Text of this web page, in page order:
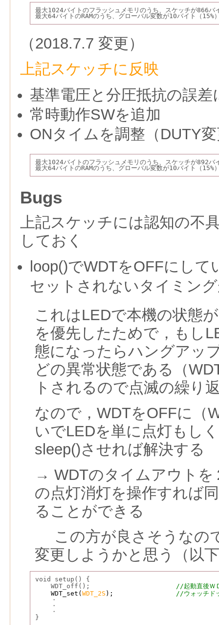
最大1024バイトのフラッシュメモリのうち、スケッチが866バ
最大64バイトのRAMのうち、グローバル変数が10バイト（
（2018.7.7 変更）
上記スケッチに反映
基準電圧と分圧抵抗の誤差
常時動作SWを追加
ONタイムを調整（DUTY
最大1024バイトのフラッシュメモリのうち、スケッチが892バ
最大64バイトのRAMのうち、グローバル変数が10バイト（
Bugs
上記スケッチには認知の不
しておく
loop()でWDTをOFFにし
セットされないタイミン
これはLEDで本機の状態
を優先したためで，もし
態になったらハングアッ
どの異常状態である（
トされるので点滅の繰り
なので，WDTをOFFに（
いでLEDを単に点灯もし
sleep()させれば解決する
→ WDTのタイムアウトを
の点灯消灯を操作すれば
ることができる
この方が良さそうなの
変更しようかと思う（以
void setup() {
WDT_off(); //起動直後Ｗ
WDT_set( WDT_2S );
//ウォッチド
    ・
    ・
    ・
}